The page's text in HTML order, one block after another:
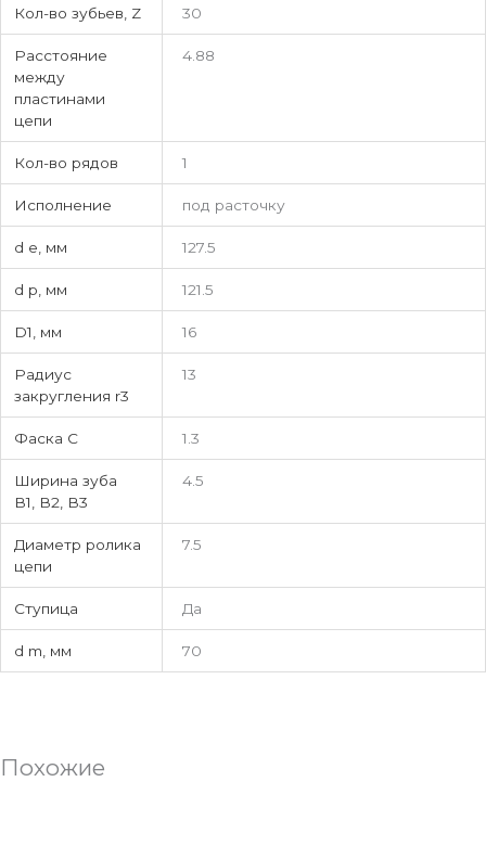
Кол-во зубьев, Z 30
Расстояние
между
пластинами
цепи
4.88
Кол-во рядов 1
Исполнение под расточку
d e, мм 127.5
d p, мм 121.5
D1, мм 16
Радиус
закругления r3
13
Фаска C 1.3
Ширина зуба
В1, В2, В3
4.5
Диаметр ролика
цепи
7.5
Ступица Да
d m, мм 70
Похожие